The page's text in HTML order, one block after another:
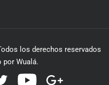
los derechos reservados
por Wualá.